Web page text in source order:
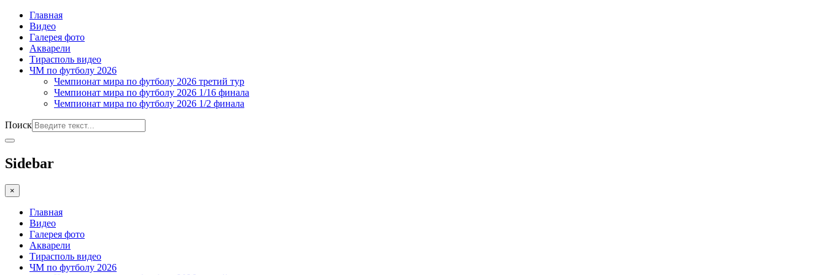
Главная
Видео
Галерея фото
Акварели
Тирасполь видео
ЧМ по футболу 2026
Чемпионат мира по футболу 2026 третий тур
Чемпионат мира по футболу 2026 1/16 финала
Чемпионат мира по футболу 2026 1/2 финала
Поиск
Sidebar
×
Главная
Видео
Галерея фото
Акварели
Тирасполь видео
ЧМ по футболу 2026